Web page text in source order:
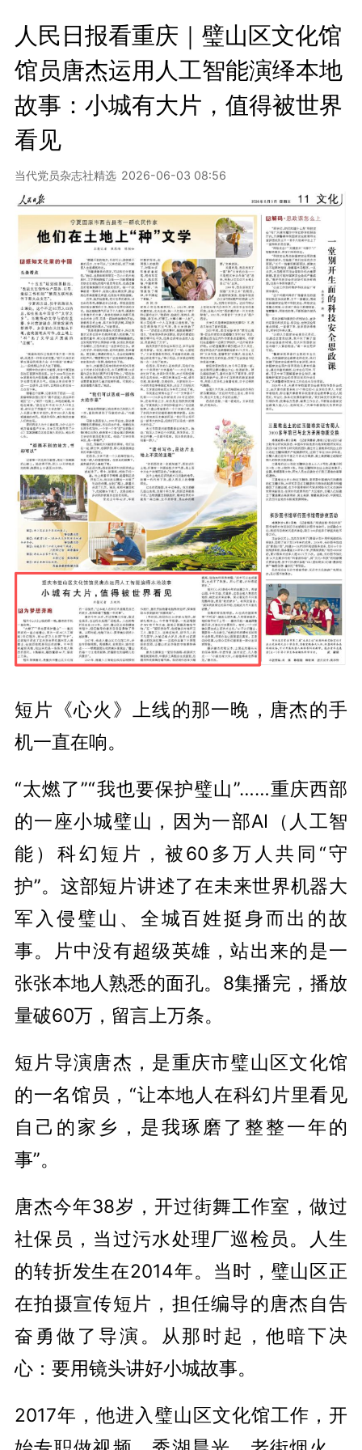
人民日报看重庆｜璧山区文化馆
馆员唐杰运用人工智能演绎本地
故事：小城有大片，值得被世界
看见
当代党员杂志社精选 2026-06-03 08:56
短片《心火》上线的那一晚，唐杰的手
机一直在响。
“太燃了”“我也要保护璧山”……重庆西部
的一座小城璧山，因为一部AI（人工智
能）科幻短片，被60多万人共同“守
护”。这部短片讲述了在未来世界机器大
军入侵璧山、全城百姓挺身而出的故
事。片中没有超级英雄，站出来的是一
张张本地人熟悉的面孔。8集播完，播放
量破60万，留言上万条。
短片导演唐杰，是重庆市璧山区文化馆
的一名馆员，“让本地人在科幻片里看见
自己的家乡，是我琢磨了整整一年的
事”。
唐杰今年38岁，开过街舞工作室，做过
社保员，当过污水处理厂巡检员。人生
的转折发生在2014年。当时，璧山区正
在拍摄宣传短片，担任编导的唐杰自告
奋勇做了导演。从那时起，他暗下决
心：要用镜头讲好小城故事。
2017年，他进入璧山区文化馆工作，开